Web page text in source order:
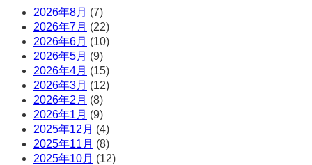
2026年8月 (7)
2026年7月 (22)
2026年6月 (10)
2026年5月 (9)
2026年4月 (15)
2026年3月 (12)
2026年2月 (8)
2026年1月 (9)
2025年12月 (4)
2025年11月 (8)
2025年10月 (12)